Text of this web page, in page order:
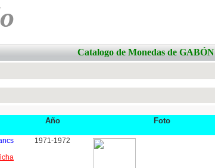
Catalogo de Monedas de GABÓN
Año Foto
1971-1972